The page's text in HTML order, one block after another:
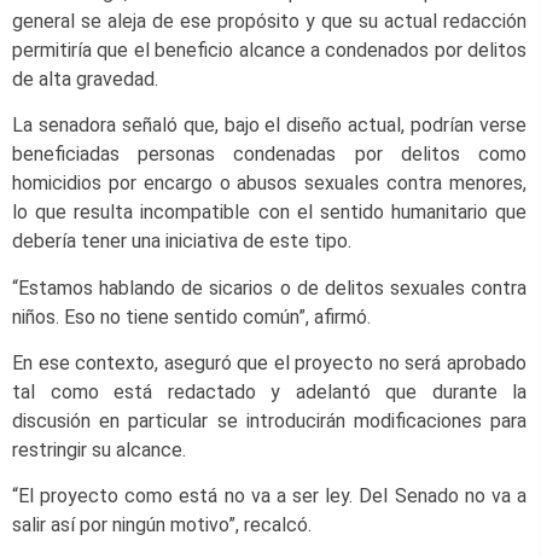
general se aleja de ese propósito y que su actual redacción
permitiría que el beneficio alcance a condenados por delitos
de alta gravedad.
La senadora señaló que, bajo el diseño actual, podrían verse
beneficiadas personas condenadas por delitos como
homicidios por encargo o abusos sexuales contra menores,
lo que resulta incompatible con el sentido humanitario que
debería tener una iniciativa de este tipo.
“Estamos hablando de sicarios o de delitos sexuales contra
niños. Eso no tiene sentido común”, afirmó.
En ese contexto, aseguró que el proyecto no será aprobado
tal como está redactado y adelantó que durante la
discusión en particular se introducirán modificaciones para
restringir su alcance.
“El proyecto como está no va a ser ley. Del Senado no va a
salir así por ningún motivo”, recalcó.